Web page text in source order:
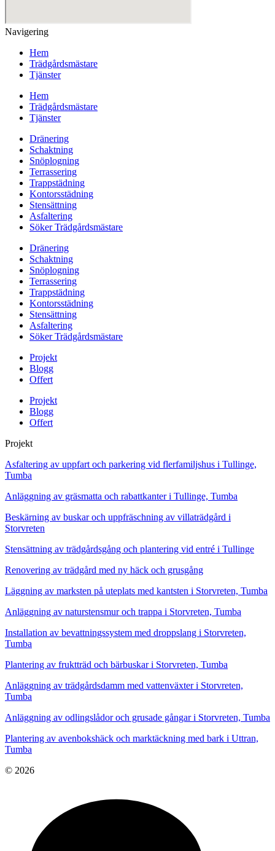
Navigering
Hem
Trädgårdsmästare
Tjänster
Hem
Trädgårdsmästare
Tjänster
Dränering
Schaktning
Snöplogning
Terrassering
Trappstädning
Kontorsstädning
Stensättning
Asfaltering
Söker Trädgårdsmästare
Dränering
Schaktning
Snöplogning
Terrassering
Trappstädning
Kontorsstädning
Stensättning
Asfaltering
Söker Trädgårdsmästare
Projekt
Blogg
Offert
Projekt
Blogg
Offert
Projekt
Asfaltering av uppfart och parkering vid flerfamiljshus i Tullinge,
Tumba
Anläggning av gräsmatta och rabattkanter i Tullinge, Tumba
Beskärning av buskar och uppfräschning av villaträdgård i
Storvreten
Stensättning av trädgårdsgång och plantering vid entré i Tullinge
Renovering av trädgård med ny häck och grusgång
Läggning av marksten på uteplats med kantsten i Storvreten, Tumba
Anläggning av naturstensmur och trappa i Storvreten, Tumba
Installation av bevattningssystem med droppslang i Storvreten,
Tumba
Plantering av fruktträd och bärbuskar i Storvreten, Tumba
Anläggning av trädgårdsdamm med vattenväxter i Storvreten,
Tumba
Anläggning av odlingslådor och grusade gångar i Storvreten, Tumba
Plantering av avenbokshäck och marktäckning med bark i Uttran,
Tumba
© 2026